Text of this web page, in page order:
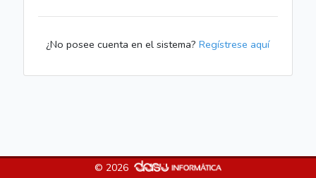
¿No posee cuenta en el sistema?Regístrese aquí
© 2026